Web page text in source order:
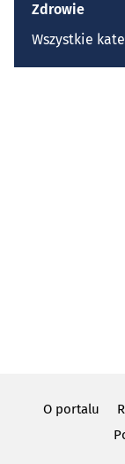
Zdrowie
Wszystkie
O portalu